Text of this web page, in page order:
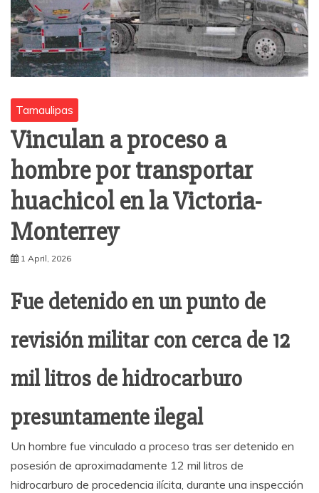
Tamaulipas
Vinculan a proceso a
hombre por transportar
huachicol en la Victoria-
Monterrey
1 April, 2026
Fue detenido en un punto de
revisión militar con cerca de 12
mil litros de hidrocarburo
presuntamente ilegal
Un hombre fue vinculado a proceso tras ser detenido en
posesión de aproximadamente 12 mil litros de
hidrocarburo de procedencia ilícita, durante una inspección